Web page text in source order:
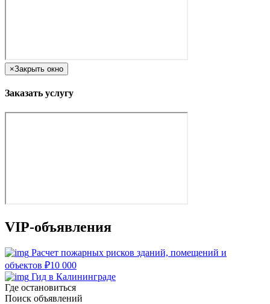
×Закрыть окно
Заказать услугу
VIP-объявления
Расчет пожарных рисков зданий, помещений и
объектов ₽10 000
Гид в Калининграде
Где остановиться
Поиск объявлений